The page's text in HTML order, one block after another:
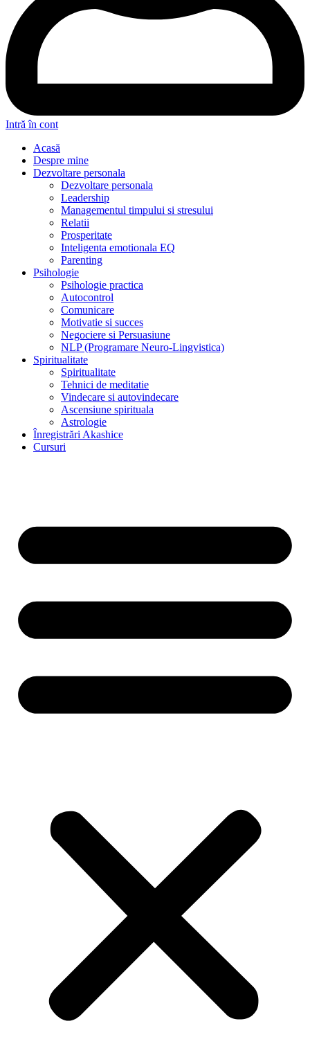
Intră în cont
Acasă
Despre mine
Dezvoltare personala
Dezvoltare personala
Leadership
Managementul timpului si stresului
Relatii
Prosperitate
Inteligenta emotionala EQ
Parenting
Psihologie
Psihologie practica
Autocontrol
Comunicare
Motivatie si succes
Negociere si Persuasiune
NLP (Programare Neuro-Lingvistica)
Spiritualitate
Spiritualitate
Tehnici de meditatie
Vindecare si autovindecare
Ascensiune spirituala
Astrologie
Înregistrări Akashice
Cursuri